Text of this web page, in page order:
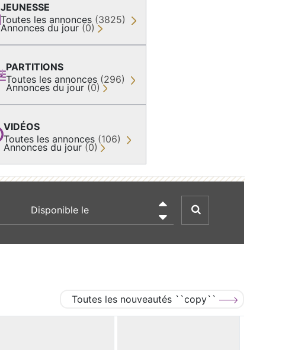
JEUNESSE
Toutes les annonces (3825)
Annonces du jour (0)
PARTITIONS
Toutes les annonces (296)
Annonces du jour (0)
VIDÉOS
Toutes les annonces (106)
Annonces du jour (0)

Toutes les nouveautés ``copy``